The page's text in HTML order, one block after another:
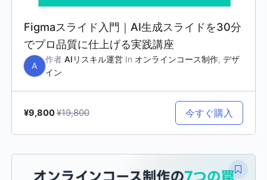
Figmaスライド入門｜AI生成スライドを30分
でプロ品質に仕上げる実践講座
A
作者 AIリスキル運営In オンラインコース制作, デザ
イン
¥9,800¥19,800 今すぐ購入